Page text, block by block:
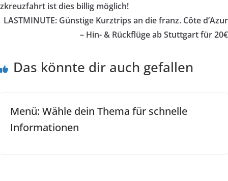
zkreuzfahrt ist dies billig möglich!
LASTMINUTE: Günstige Kurztrips an die franz. Côte d’Azur
– Hin- & Rückflüge ab Stuttgart für 20€
Das könnte dir auch gefallen
Menü: Wähle dein Thema für schnelle
Informationen